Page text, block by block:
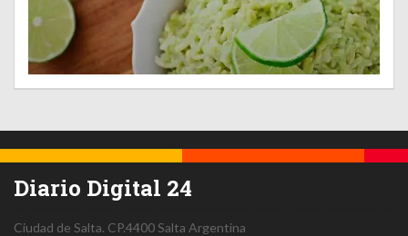
Diario Digital 24
Ciudad de Salta. CP.4400Salta Argentina